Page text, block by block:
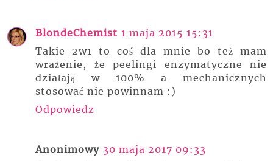
BlondeChemist 1 maja 2015 15:31
Takie 2w1 to coś dla mnie bo też mam
wrażenie, że peelingi enzymatyczne nie
działają w 100% a mechanicznych
stosować nie powinnam :)
Odpowiedz
Anonimowy 30 maja 2017 09:33